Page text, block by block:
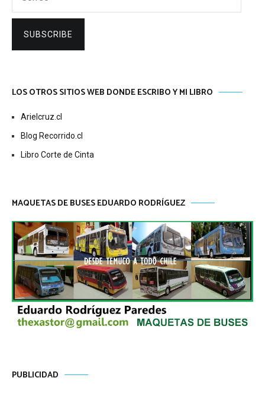
SUBSCRIBE
LOS OTROS SITIOS WEB DONDE ESCRIBO Y MI LIBRO
Arielcruz.cl
Blog Recorrido.cl
Libro Corte de Cinta
MAQUETAS DE BUSES EDUARDO RODRÍGUEZ
PUBLICIDAD